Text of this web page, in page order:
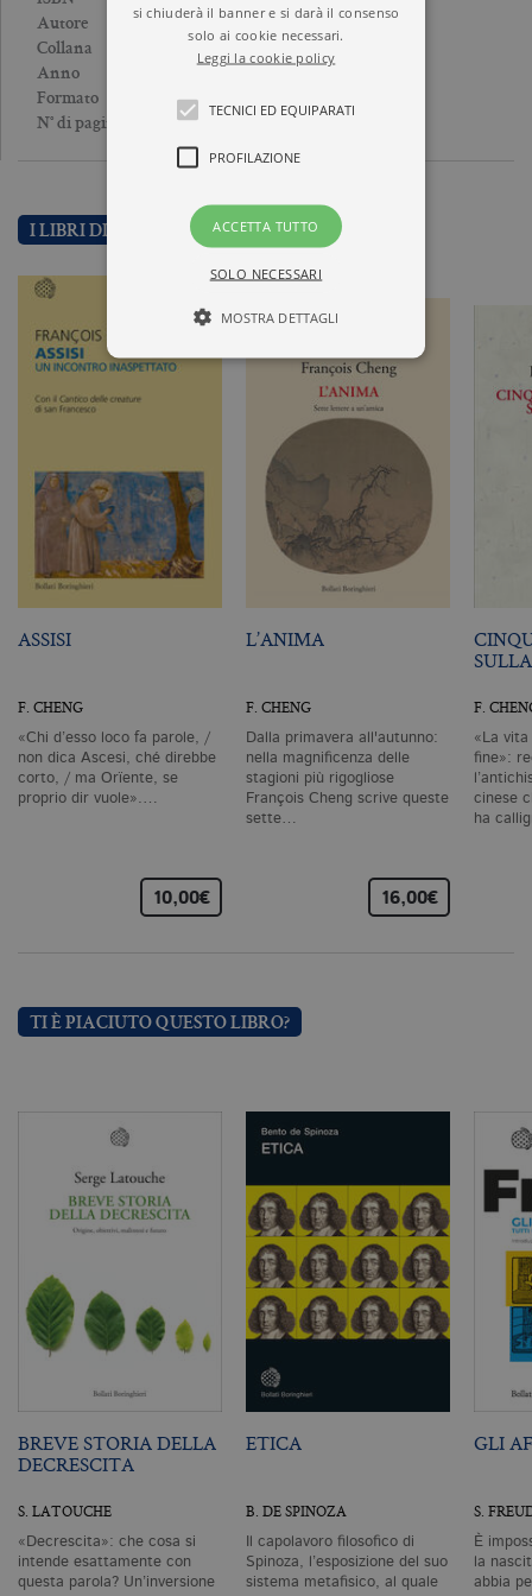
Autore FRANÇOIS CHENG
Collana INCIPIT
Anno 2007
Formato
N° di pagine
I LIBRI DI FRANÇOIS CHENG
ASSISI
F. CHENG
«Chi d’esso loco fa parole, /
non dica Ascesi, ché direbbe
corto, / ma Orïente, se
proprio dir vuole».…
10,00€
L’ANIMA
F. CHENG
Dalla primavera all'autunno:
nella magnificenza delle
stagioni più rigogliose
François Cheng scrive queste
sette…
16,00€
F.
«La
fine»:
cinese
ha
TI È PIACIUTO QUESTO LIBRO?
BREVE STORIA DELLA
DECRESCITA
S. LATOUCHE
«Decrescita»: che cosa si
intende esattamente con
questa parola? Un’inversione
ETICA
B. DE SPINOZA
Il capolavoro filosofico di
Spinoza, l’esposizione del suo
sistema metafisico, al quale
GLI
S.
È
la
abbia
si chiuderà il banner e si darà il consenso
solo ai cookie necessari.
Leggi la cookie policy
TECNICI ED EQUIPARATI
PROFILAZIONE
ACCETTA TUTTO
SOLO NECESSARI
MOSTRA DETTAGLI
Tecnici ed equiparati
Profilazione
I cookie tecnici sono strettamente
necessari, consentono la funzionalità
del sito Web principale come l'accesso
degli utenti e la gestione dell'account. Il
sito Web non può essere utilizzato
correttamente senza i cookie
strettamente necessari. Col rispetto
cookie analitici sono equiparati ai
Dominio Scadenza
CookieScriptConsent
.bollatiboringhieri.it 1 mese